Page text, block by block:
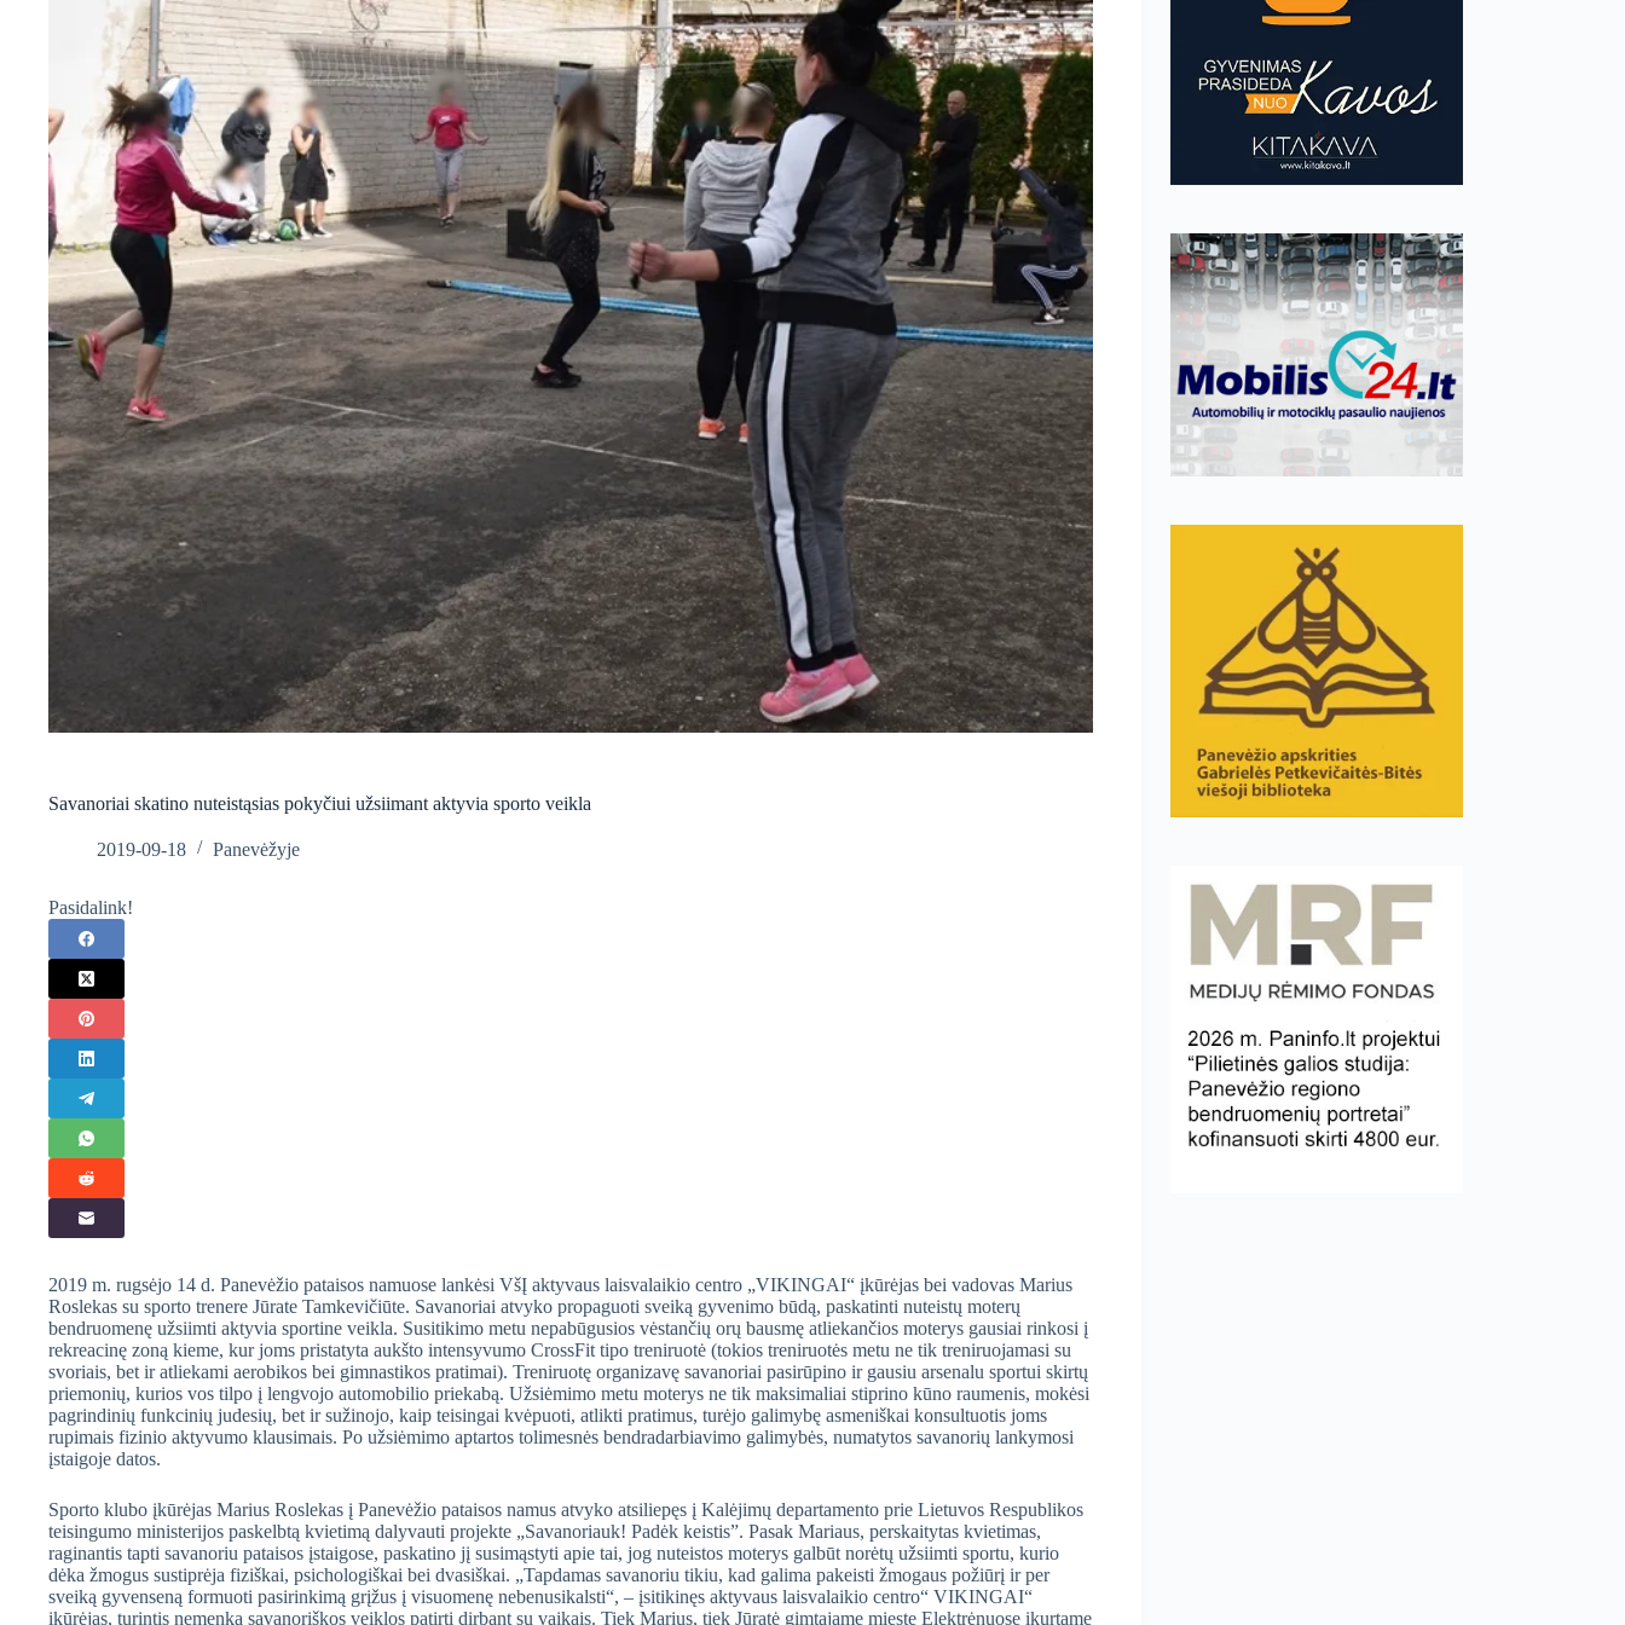
Savanoriai skatino nuteistąsias pokyčiui užsiimant aktyvia sporto veikla
2019-09-18 Panevėžyje
Pasidalink!
2019 m. rugsėjo 14 d. Panevėžio pataisos namuose lankėsi VšĮ aktyvaus laisvalaikio centro „VIKINGAI“ įkūrėjas bei vadovas Marius
Roslekas su sporto trenere Jūrate Tamkevičiūte. Savanoriai atvyko propaguoti sveiką gyvenimo būdą, paskatinti nuteistų moterų
bendruomenę užsiimti aktyvia sportine veikla. Susitikimo metu nepabūgusios vėstančių orų bausmę atliekančios moterys gausiai rinkosi į
rekreacinę zoną kieme, kur joms pristatyta aukšto intensyvumo CrossFit tipo treniruotė (tokios treniruotės metu ne tik treniruojamasi su
svoriais, bet ir atliekami aerobikos bei gimnastikos pratimai). Treniruotę organizavę savanoriai pasirūpino ir gausiu arsenalu sportui skirtų
priemonių, kurios vos tilpo į lengvojo automobilio priekabą. Užsiėmimo metu moterys ne tik maksimaliai stiprino kūno raumenis, mokėsi
pagrindinių funkcinių judesių, bet ir sužinojo, kaip teisingai kvėpuoti, atlikti pratimus, turėjo galimybę asmeniškai konsultuotis joms
rupimais fizinio aktyvumo klausimais. Po užsiėmimo aptartos tolimesnės bendradarbiavimo galimybės, numatytos savanorių lankymosi
įstaigoje datos.
Sporto klubo įkūrėjas Marius Roslekas į Panevėžio pataisos namus atvyko atsiliepęs į Kalėjimų departamento prie Lietuvos Respublikos
teisingumo ministerijos paskelbtą kvietimą dalyvauti projekte „Savanoriauk! Padėk keistis”. Pasak Mariaus, perskaitytas kvietimas,
raginantis tapti savanoriu pataisos įstaigose, paskatino jį susimąstyti apie tai, jog nuteistos moterys galbūt norėtų užsiimti sportu, kurio
dėka žmogus sustiprėja fiziškai, psichologiškai bei dvasiškai. „Tapdamas savanoriu tikiu, kad galima pakeisti žmogaus požiūrį ir per
sveiką gyvenseną formuoti pasirinkimą grįžus į visuomenę nebenusikalsti“, – įsitikinęs aktyvaus laisvalaikio centro“ VIKINGAI“
įkūrėjas, turintis nemenką savanoriškos veiklos patirtį dirbant su vaikais. Tiek Marius, tiek Jūratė gimtajame mieste Elektrėnuose įkurtame